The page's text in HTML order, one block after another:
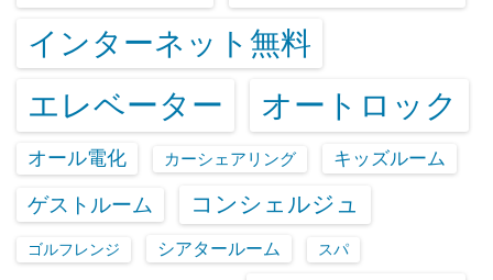
インターネット無料
エレベーター オートロック
オール電化 カーシェアリング キッズルーム
ゲストルーム コンシェルジュ
ゴルフレンジ シアタールーム スパ